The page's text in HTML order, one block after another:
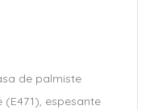
de palmiste
espesante